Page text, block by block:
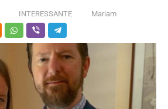
INTERESSANTE Mariam